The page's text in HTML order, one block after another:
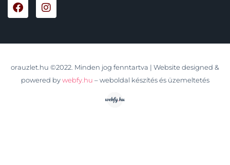
orauzlet.hu ©2022. Minden jog fenntartva | Website designed &
powered by webfy.hu – weboldal készítés és üzemeltetés